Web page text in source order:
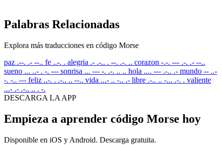
Palabras Relacionadas
Explora más traducciones en código Morse
paz .--. .- --.. fe ..-. . alegria .- .-.. . --. .-. .. corazon -.-. --- .-. .- --..
sueno ... ..- . -. --- sonrisa ... --- -. .-. .. .. hola .... --- .-.. .- mundo -- ..-
-. -.. --- feliz ..-. . .-.. .. --.. vida ...- .. -.. .- libre .-.. .. -... .-. . valiente
...- .- .-.. .. . -.
DESCARGA LA APP
Empieza a aprender código Morse hoy
Disponible en iOS y Android. Descarga gratuita.